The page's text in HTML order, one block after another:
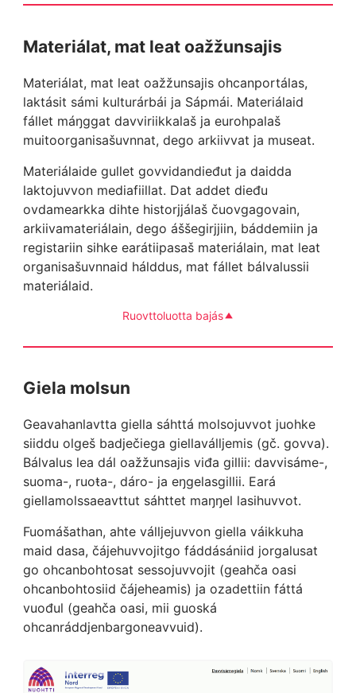
Materiálat, mat leat oažžunsajis
Materiálat, mat leat oažžunsajis ohcanportálas,
laktásit sámi kulturárbái ja Sápmái. Materiálaid
fállet máŋggat davviriikkalaš ja eurohpalaš
muitoorganisašuvnnat, dego arkiivvat ja museat.
Materiálaide gullet govvidandieđut ja daidda
laktojuvvon mediafiillat. Dat addet dieđu
ovdamearkka dihte historjjálaš čuovgagovain,
arkiivamateriálain, dego áššegirjjiin, báddemiin ja
registariin sihke earátiipasaš materiálain, mat leat
organisašuvnnaid hálddus, mat fállet bálvalussii
materiálaid.
Ruovttoluotta bajás
Giela molsun
Geavahanlavtta giella sáhttá molsojuvvot juohke
siiddu olgeš badječiega giellaválljemis (gč. govva).
Bálvalus lea dál oažžunsajis viđa gillii: davvisáme-,
suoma-, ruoŧa-, dáro- ja eŋgelasgillii. Eará
giellamolssaeavttut sáhttet maŋŋel lasihuvvot.
Fuomášathan, ahte válljejuvvon giella váikkuha
maid dasa, čájehuvvojitgo fáddásániid jorgalusat
go ohcanbohtosat sessojuvvojit (geahča oasi
ohcanbohtosiid čájeheamis) ja ozadettiin fáttá
vuođul (geahča oasi, mii guoská
ohcanráddjenbargoneavvuid).